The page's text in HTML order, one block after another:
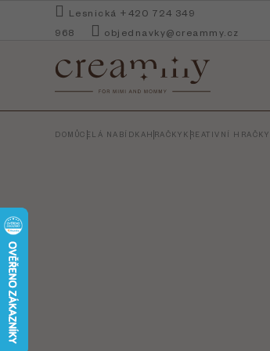
Lesnická +420 724 349
968
objednavky@creammy.cz
DOMŮCELÁ NABÍDKAHRAČKY KREATIVNÍ HRAČKY